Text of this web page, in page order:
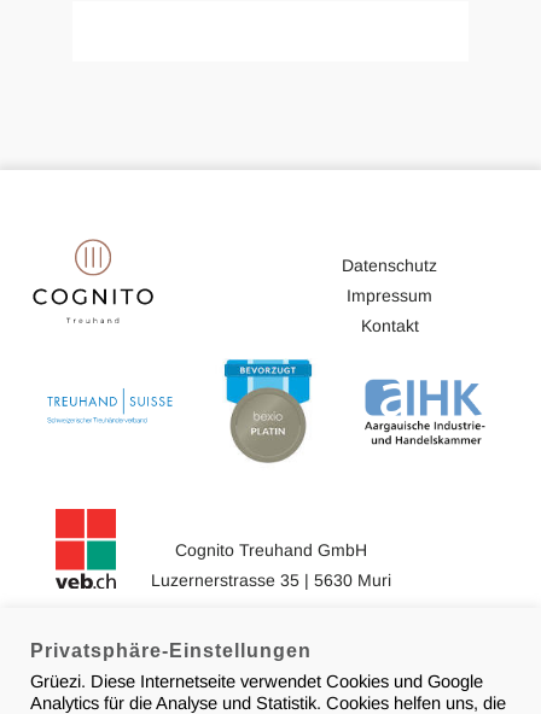
Datenschutz
Impressum
Kontakt
Cognito Treuhand GmbH
Luzernerstrasse 35 | 5630 Muri
info@cognito-treuhand.ch
Privatsphäre-Einstellungen
Grüezi. Diese Internetseite verwendet Cookies und Google
Analytics für die Analyse und Statistik. Cookies helfen uns, die